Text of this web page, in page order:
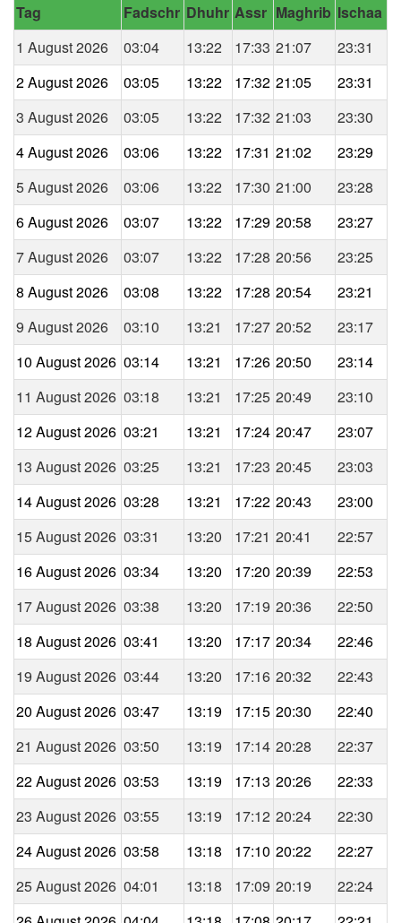
Tag Fadschr Dhuhr Assr Maghrib Ischaa
1 August 2026
03:04 13:22 17:33 21:07
23:31
2 August 2026
03:05 13:22 17:32 21:05
23:31
3 August 2026
03:05 13:22 17:32 21:03
23:30
4 August 2026
03:06 13:22 17:31 21:02
23:29
5 August 2026
03:06 13:22 17:30 21:00
23:28
6 August 2026
03:07 13:22 17:29 20:58
23:27
7 August 2026
03:07 13:22 17:28 20:56
23:25
8 August 2026
03:08 13:22 17:28 20:54
23:21
9 August 2026
03:10 13:21 17:27 20:52
23:17
10 August 2026 03:14 13:21 17:26 20:50
23:14
11 August 2026 03:18 13:21 17:25 20:49
23:10
12 August 2026 03:21 13:21 17:24 20:47
23:07
13 August 2026 03:25 13:21 17:23 20:45
23:03
14 August 2026 03:28 13:21 17:22 20:43
23:00
15 August 2026 03:31 13:20 17:21 20:41
22:57
16 August 2026 03:34 13:20 17:20 20:39
22:53
17 August 2026 03:38 13:20 17:19 20:36
22:50
18 August 2026 03:41 13:20 17:17 20:34
22:46
19 August 2026 03:44 13:20 17:16 20:32
22:43
20 August 2026 03:47 13:19 17:15 20:30
22:40
21 August 2026 03:50 13:19 17:14 20:28
22:37
22 August 2026 03:53 13:19 17:13 20:26
22:33
23 August 2026 03:55 13:19 17:12 20:24
22:30
24 August 2026 03:58 13:18 17:10 20:22
22:27
25 August 2026 04:01 13:18 17:09 20:19
22:24